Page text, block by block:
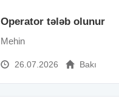
Operator tələb olunur
Mehin
26.07.2026 Bakı